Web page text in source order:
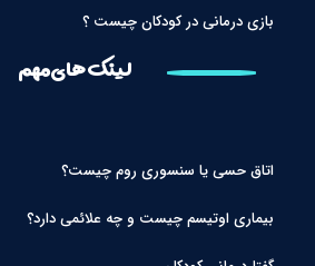
بازی درمانی در کودکان چیست ؟
لینک های مهم
اتاق حسی یا سنسوری روم چیست؟
بیماری اوتیسم چیست و چه علائمی دارد؟